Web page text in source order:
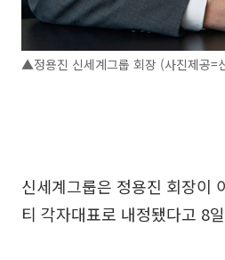
▲정용진 신세계그룹 회장 (사진제공=
신세계그룹은 정용진 회장이
티 각자대표로 내정됐다고 8